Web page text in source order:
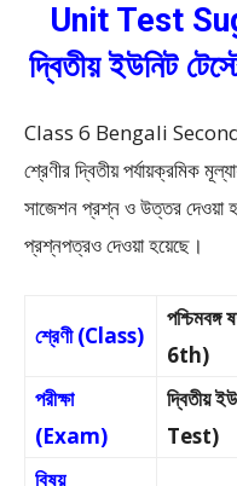
Unit Test
দ্বিতীয় ইউনিট
Class 6 Bengali
শ্রেণীর দ্বিতীয় পর্যায়ক্রমিক
সাজেশন প্রশ্ন ও উত্তর দেওয়া
প্রশ্নপত্রও দেওয়া হয়েছে।
শ্রেণী (Class)
6th)
পরীক্ষা
(Exam)
দ্বিতীয়
Test)
বিষয়